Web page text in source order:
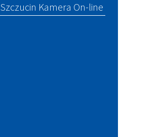
Szczucin Kamera On-line